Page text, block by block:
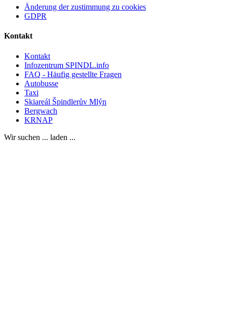
Änderung der zustimmung zu cookies
GDPR
Kontakt
Kontakt
Infozentrum SPINDL.info
FAQ - Häufig gestellte Fragen
Autobusse
Taxi
Skiareál Špindlerův Mlýn
Bergwach
KRNAP
Wir suchen ... laden ...